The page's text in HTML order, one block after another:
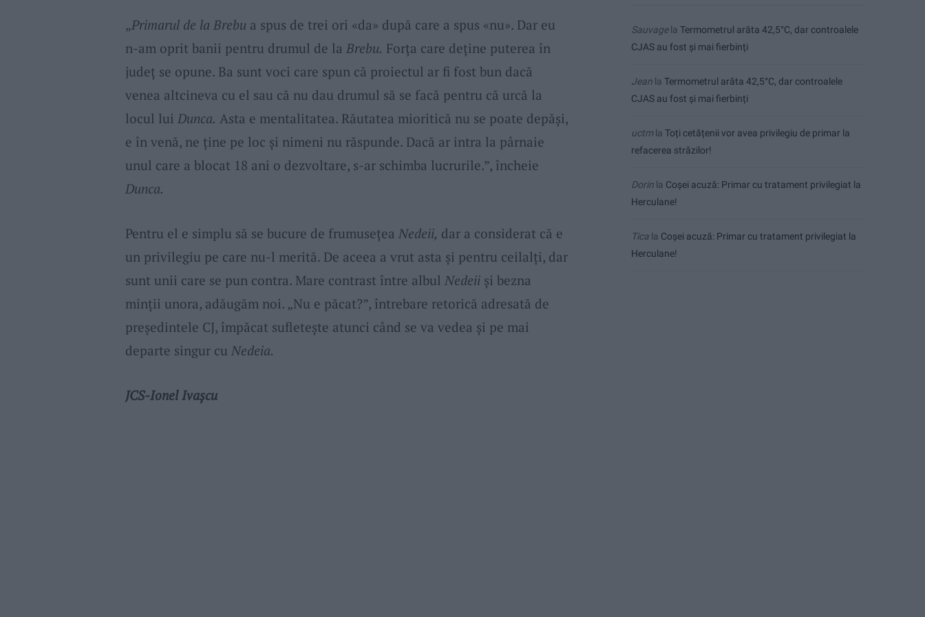
„Primarul de la Brebu a spus de trei ori «da» după care a spus «nu». Dar eu
n-am oprit banii pentru drumul de la Brebu. Forța care deține puterea în
județ se opune. Ba sunt voci care spun că proiectul ar fi fost bun dacă
venea altcineva cu el sau că nu dau drumul să se facă pentru că urcă la
locul lui Dunca. Asta e mentalitatea. Răutatea mioritică nu se poate depăși,
e în venă, ne ține pe loc și nimeni nu răspunde. Dacă ar intra la pârnaie
unul care a blocat 18 ani o dezvoltare, s-ar schimba lucrurile.”, încheie
Dunca.
Pentru el e simplu să se bucure de frumusețea Nedeii, dar a considerat că e
un privilegiu pe care nu-l merită. De aceea a vrut asta și pentru ceilalți, dar
sunt unii care se pun contra. Mare contrast între albul Nedeiiși bezna
minții unora, adăugăm noi. „Nu e păcat?”, întrebare retorică adresată de
președintele CJ, împăcat sufletește atunci când se va vedea și pe mai
departe singur cu Nedeia.
JCS-Ionel Ivașcu
Sauvagela Termometrul arăta 42,5°C, dar controalele
CJAS au fost și mai fierbinți
Jean la Termometrul arăta 42,5°C, dar controalele
CJAS au fost și mai fierbinți
uctmla Toți cetățenii vor avea privilegiu de primar la
refacerea străzilor!
Dorin la Coșei acuză: Primar cu tratament privilegiat la
Herculane!
Tica la Coșei acuză: Primar cu tratament privilegiat la
Herculane!